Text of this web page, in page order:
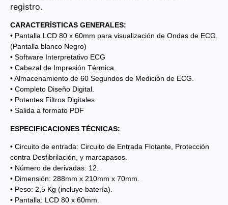
registro.
CARACTERÍSTICAS GENERALES:
• Pantalla LCD 80 x 60mm para visualización de Ondas de ECG.
(Pantalla blanco Negro)
• Software Interpretativo ECG
• Cabezal de Impresión Térmica.
• Almacenamiento de 60 Segundos de Medición de ECG.
• Completo Diseño Digital.
• Potentes Filtros Digitales.
• Salida a formato PDF
ESPECIFICACIONES TÉCNICAS:
• Circuito de entrada: Circuito de Entrada Flotante, Protección
contra Desfibrilación, y marcapasos.
• Número de derivadas: 12.
• Dimensión: 288mm x 210mm x 70mm.
• Peso: 2,5 Kg (incluye batería).
• Pantalla: LCD 80 x 60mm.